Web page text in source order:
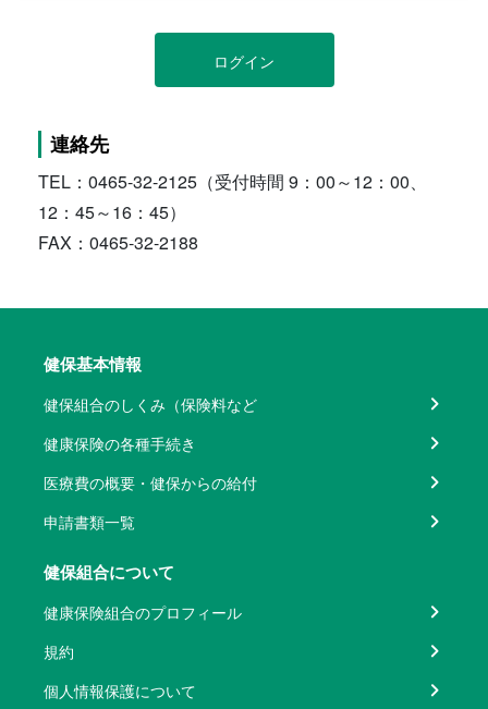
ログイン
連絡先
TEL：0465-32-2125（受付時間 9：00～12：00、
12：45～16：45）
FAX：0465-32-2188
健保基本情報
健保組合のしくみ（保険料など
健康保険の各種手続き
医療費の概要・健保からの給付
申請書類一覧
健保組合について
健康保険組合のプロフィール
規約
個人情報保護について